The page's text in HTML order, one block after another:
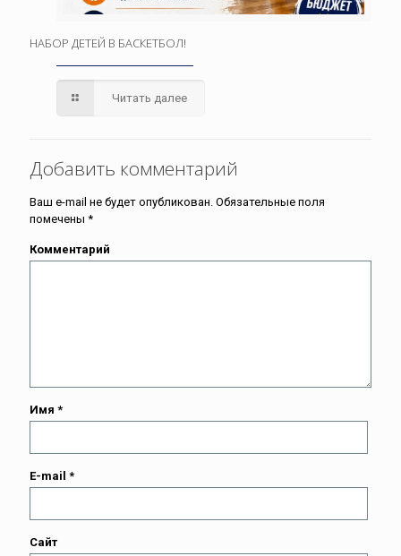
НАБОР ДЕТЕЙ В БАСКЕТБОЛ!
Читать далее
Добавить комментарий
Ваш e-mail не будет опубликован. Обязательные поля
помечены *
Комментарий
Имя *
E-mail *
Сайт